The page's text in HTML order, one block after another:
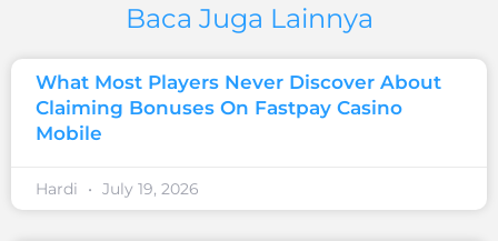
Baca Juga Lainnya
What Most Players Never Discover About
Claiming Bonuses On Fastpay Casino
Mobile
Hardi July 19, 2026